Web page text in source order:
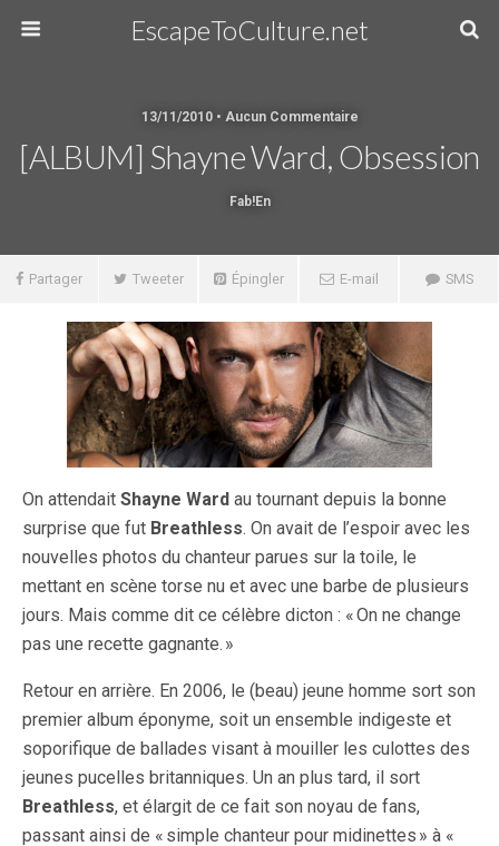
EscapeToCulture.net
13/11/2010 • Aucun Commentaire
[ALBUM] Shayne Ward, Obsession
Fab!en
Partager Tweeter Épingler E-mail SMS
On attendait Shayne Ward au tournant depuis la bonne
surprise que fut Breathless. On avait de l’espoir avec les
nouvelles photos du chanteur parues sur la toile, le
mettant en scène torse nu et avec une barbe de plusieurs
jours. Mais comme dit ce célèbre dicton : « On ne change
pas une recette gagnante. »
Retour en arrière. En 2006, le (beau) jeune homme sort son
premier album éponyme, soit un ensemble indigeste et
soporifique de ballades visant à mouiller les culottes des
jeunes pucelles britanniques. Un an plus tard, il sort
Breathless, et élargit de ce fait son noyau de fans,
passant ainsi de « simple chanteur pour midinettes » à «